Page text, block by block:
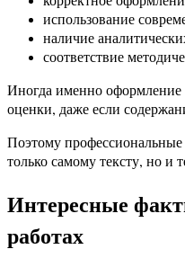
использование
наличие
соответствие
Иногда именно
оценки, даже если
Поэтому
только самому тексту, но и
Интересные
работах